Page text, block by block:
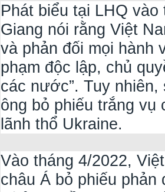
Phát biểu tại LHQ
Giang nói rằng Việt
và phản đối mọi hành
phạm độc lập, chủ
các nước”. Tuy
ông bỏ phiếu trắng vụ
lãnh thổ Ukraine.
Vào tháng 4/2022,
châu Á bỏ phiếu phản